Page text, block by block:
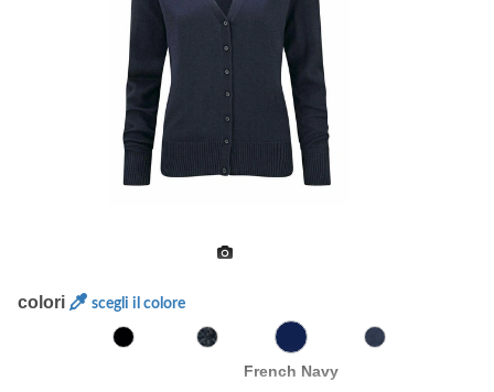
colori scegli il colore
French Navy